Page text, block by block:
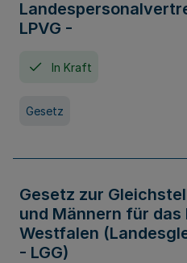
LPVG -
In Kraft
Gesetz
Gesetz zur
und Männern für das
Westfalen
- LGG)